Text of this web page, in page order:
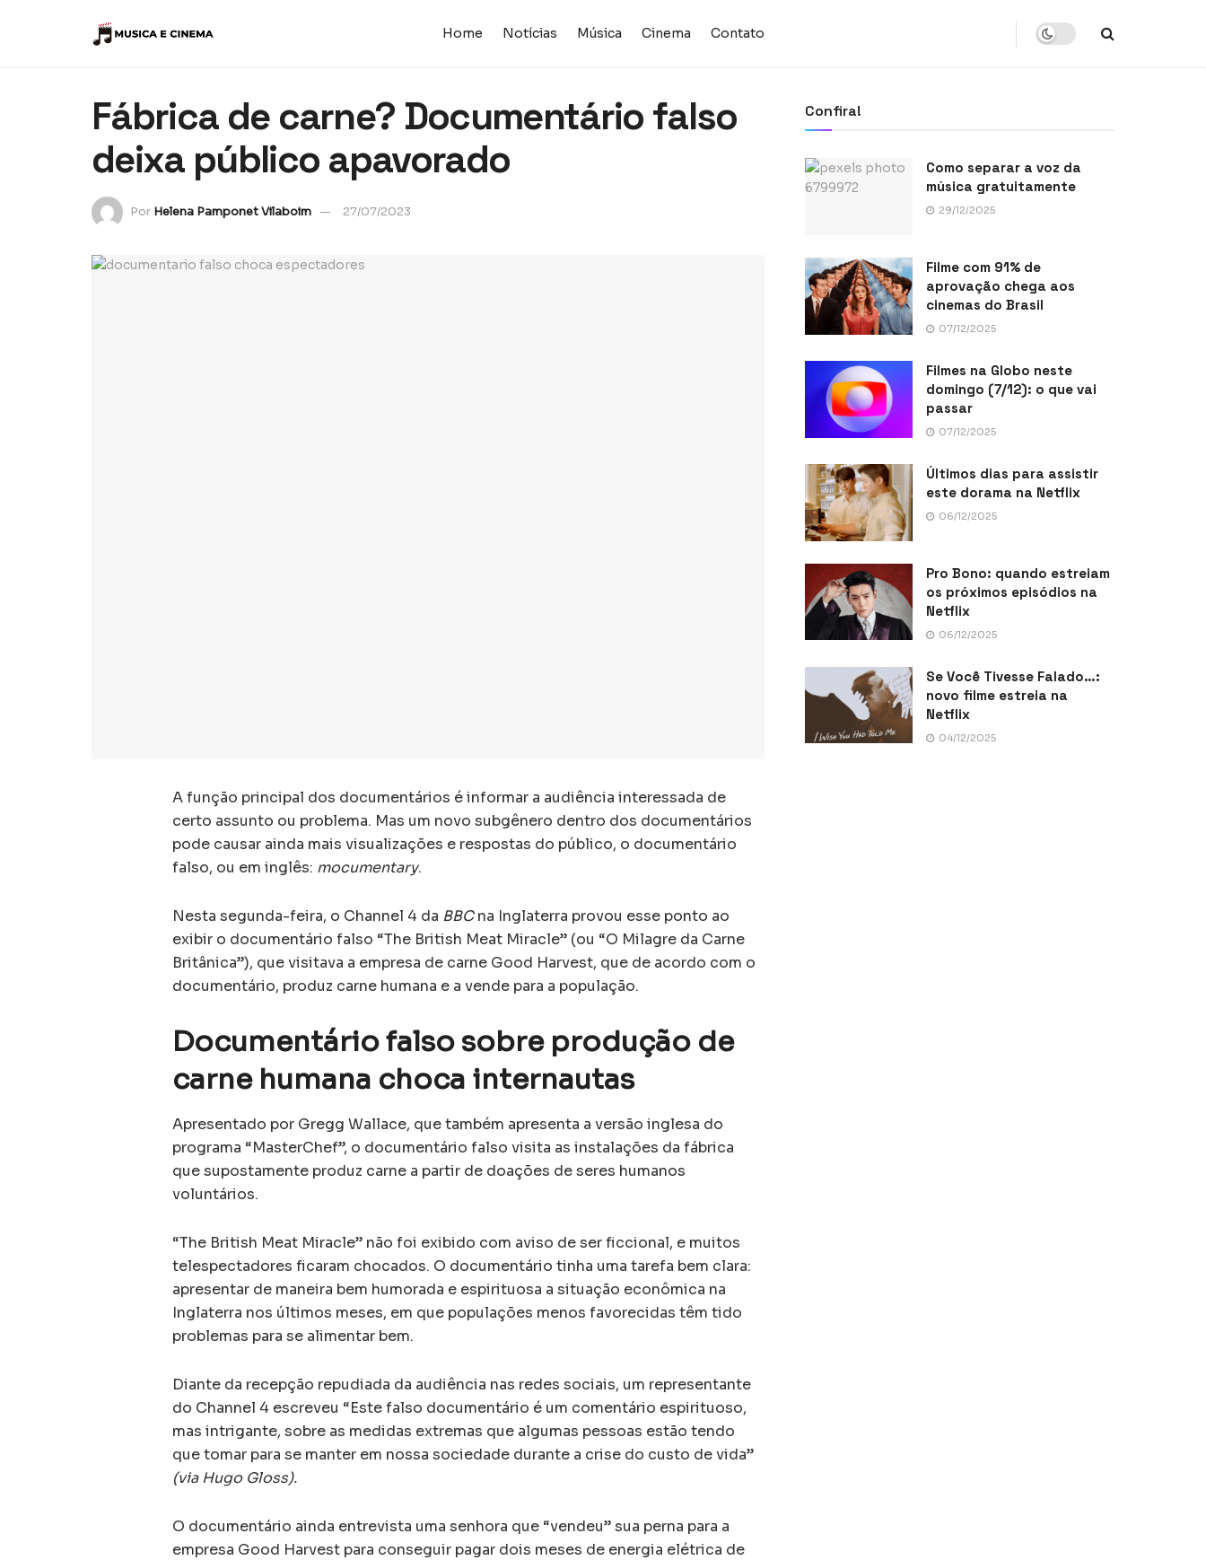
Home Notícias Música Cinema Contato
Fábrica de carne? Documentário falso
deixa público apavorado
Por Helena Pamponet Vilaboim 27/07/2023
A função principal dos documentários é informar a audiência interessada de
certo assunto ou problema. Mas um novo subgênero dentro dos documentários
pode causar ainda mais visualizações e respostas do público, o documentário
falso, ou em inglês: mocumentary.
Nesta segunda-feira, o Channel 4 da BBCna Inglaterra provou esse ponto ao
exibir o documentário falso “The British Meat Miracle” (ou “O Milagre da Carne
Britânica”), que visitava a empresa de carne Good Harvest, que de acordo com o
documentário, produz carne humana e a vende para a população.
Documentário falso sobre produção de
carne humana choca internautas
Apresentado por Gregg Wallace, que também apresenta a versão inglesa do
programa “MasterChef”, o documentário falso visita as instalações da fábrica
que supostamente produz carne a partir de doações de seres humanos
voluntários.
“The British Meat Miracle” não foi exibido com aviso de ser ficcional, e muitos
telespectadores ficaram chocados. O documentário tinha uma tarefa bem clara:
apresentar de maneira bem humorada e espirituosa a situação econômica na
Inglaterra nos últimos meses, em que populações menos favorecidas têm tido
problemas para se alimentar bem.
Diante da recepção repudiada da audiência nas redes sociais, um representante
do Channel 4 escreveu “Este falso documentário é um comentário espirituoso,
mas intrigante, sobre as medidas extremas que algumas pessoas estão tendo
que tomar para se manter em nossa sociedade durante a crise do custo de vida”
(via Hugo Gloss).
O documentário ainda entrevista uma senhora que “vendeu” sua perna para a
empresa Good Harvest para conseguir pagar dois meses de energia elétrica de
Confira!
Como separar a voz da
música gratuitamente
29/12/2025
Filme com 91% de
aprovação chega aos
cinemas do Brasil
07/12/2025
Filmes na Globo neste
domingo (7/12): o que vai
passar
07/12/2025
Últimos dias para assistir
este dorama na Netflix
06/12/2025
Pro Bono: quando estreiam
os próximos episódios na
Netflix
06/12/2025
Se Você Tivesse Falado…:
novo filme estreia na
Netflix
04/12/2025